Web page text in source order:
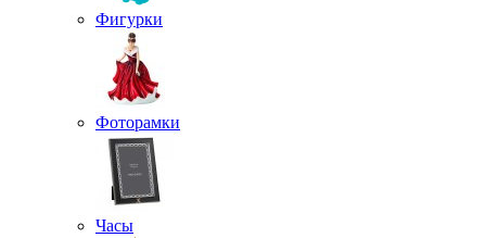
Фигурки
Фоторамки
Часы